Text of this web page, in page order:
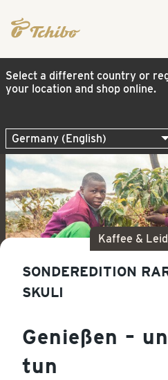
Select a different country or
your location and shop online.
Kaffee &
SONDEREDITION
SKULI
Genießen –
tun